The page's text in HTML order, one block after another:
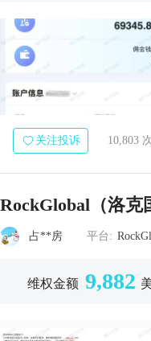
关注投诉 10,803
RockGlobal（洛克
占**房 平台:
维权金额 9,882